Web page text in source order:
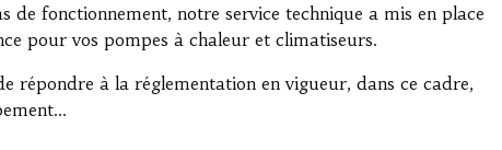
de fonctionnement, notre service technique a mis en place
pour vos pompes à chaleur et climatiseurs.
répondre à la réglementation en vigueur, dans ce cadre,